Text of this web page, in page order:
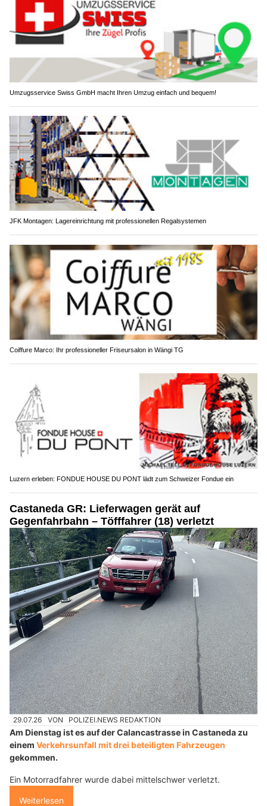
Umzugsservice Swiss GmbH macht Ihren Umzug einfach und bequem!
JFK Montagen: Lagereinrichtung mit professionellen Regalsystemen
Coiffure Marco: Ihr professioneller Friseursalon in Wängi TG
Luzern erleben: FONDUE HOUSE DU PONT lädt zum Schweizer Fondue ein
Castaneda GR: Lieferwagen gerät auf
Gegenfahrbahn – Töfffahrer (18) verletzt
29.07.26 VON POLIZEI.NEWS REDAKTION
Am Dienstag ist es auf der Calancastrasse in Castaneda zu
einem Verkehrsunfall mit drei beteiligten Fahrzeugen
gekommen.
Ein Motorradfahrer wurde dabei mittelschwer verletzt.
Weiterlesen